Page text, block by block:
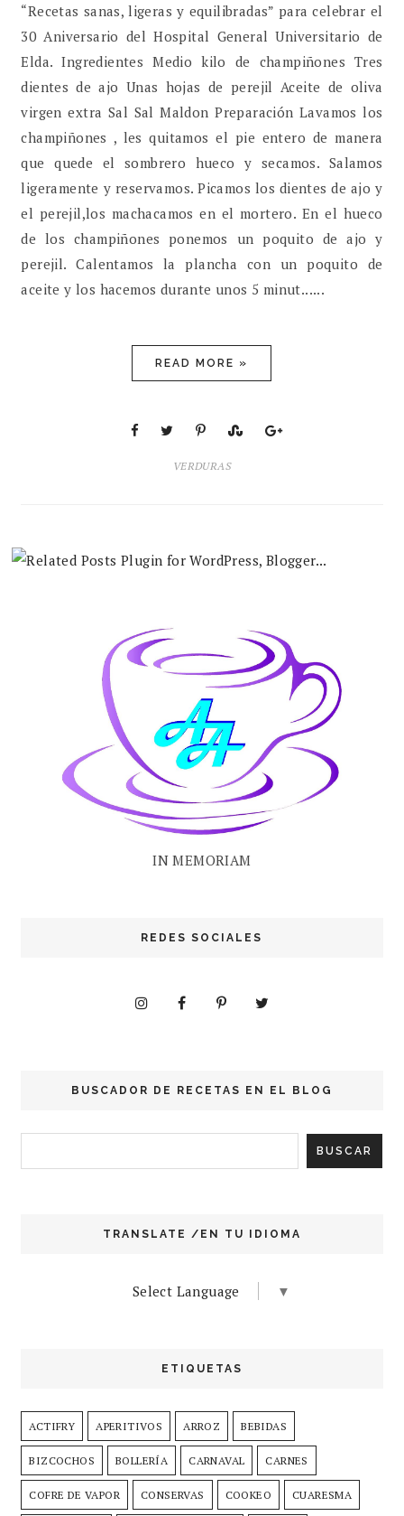
“Recetas sanas, ligeras y equilibradas” para celebrar el
30 Aniversario del Hospital General Universitario de
Elda. Ingredientes Medio kilo de champiñones Tres
dientes de ajo Unas hojas de perejil Aceite de oliva
virgen extra Sal Sal Maldon Preparación Lavamos los
champiñones , les quitamos el pie entero de manera
que quede el sombrero hueco y secamos. Salamos
ligeramente y reservamos. Picamos los dientes de ajo y
el perejil,los machacamos en el mortero. En el hueco
de los champiñones ponemos un poquito de ajo y
perejil. Calentamos la plancha con un poquito de
aceite y los hacemos durante unos 5 minut......
READ MORE »
VERDURAS
IN MEMORIAM
REDES SOCIALES
BUSCADOR DE RECETAS EN EL BLOG
TRANSLATE /EN TU IDIOMA
Select Language ▼
ETIQUETAS
ACTIFRY APERITIVOS ARROZ BEBIDAS
BIZCOCHOS BOLLERÍA CARNAVAL CARNES
COFRE DE VAPOR CONSERVAS COOKEO CUARESMA